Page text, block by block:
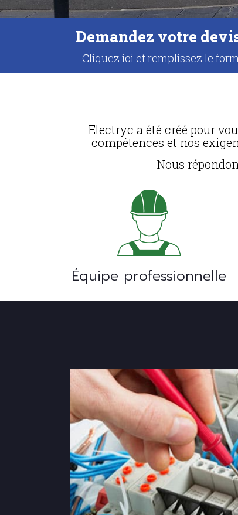
Demandez votre
Cliquez ici et remplissez le
Electryc a été créé pour
compétences et nos
Nous
Équipe professionnelle
Nous intervenons
toutes les
électriques.
Installation,
rénovation et